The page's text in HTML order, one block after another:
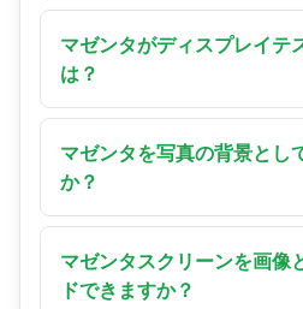
マゼンタ (#FF00FF) は緑な
等しい混合です。フクシア
定の色合いによって少し暖
常より暖かいピンク-紫のバ
ます。
マゼンタがディスプレイテ
は？
マゼンタは赤と青のサブピ
化し、両チャンネルが正し
緑チャンネルが適切に抑制
マゼンタを写真の背景とし
か？
はい！マゼンタはファッシ
写真に人気の背景です。マ
小規模な撮影の実用的なカ
マゼンタスクリーンを画像
ドできますか？